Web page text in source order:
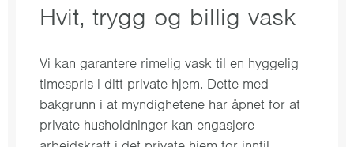
Hvit, trygg og billig vask
Vi kan garantere rimelig vask til en hyggelig
timespris i ditt private hjem. Dette med
bakgrunn i at myndighetene har åpnet for at
private husholdninger kan engasjere